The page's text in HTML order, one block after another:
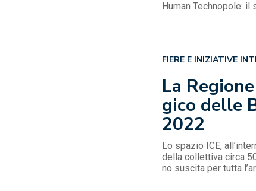
Human Technopole:
La
gico delle
2022
FIERE E INIZIATIVE
Lo spazio ICE,
della collettiva circa
no suscita per tutta